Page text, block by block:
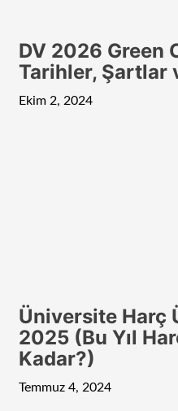
DV 2026 Green
Tarihler, Şartlar
Ekim 2, 2024
Üniversite Harç
2025 (Bu Yıl
Kadar?)
Temmuz 4, 2024